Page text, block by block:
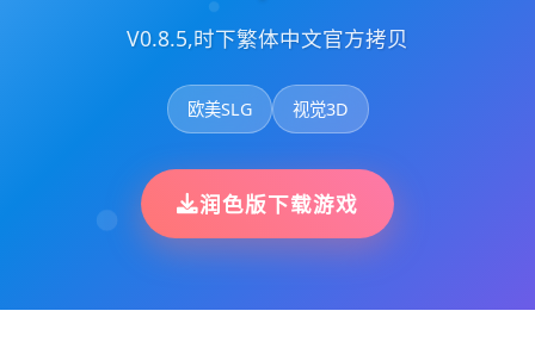
V0.8.5,时下繁体中文官方拷贝
欧美SLG 视觉3D
润色版下载游戏